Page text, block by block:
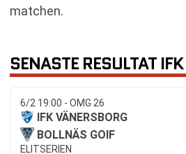
matchen.
SENASTE RESULTAT
6/2 19:00 - OMG 26
IFK VÄNERSBORG
BOLLNÄS GOIF
ELITSERIEN